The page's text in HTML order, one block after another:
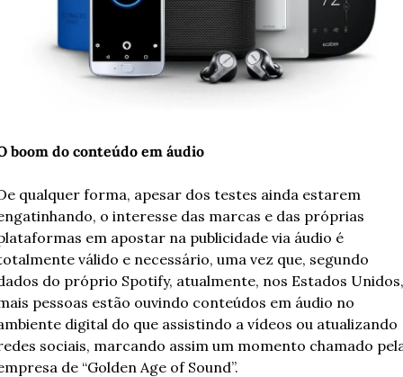
boom do conteúdo em áudio
qualquer forma, apesar dos testes ainda estarem
o interesse das marcas e das próprias
em apostar na publicidade via áudio é
válido e necessário, uma vez que, segundo
do próprio Spotify, atualmente, nos Estados Unidos,
pessoas estão ouvindo conteúdos em áudio no
digital do que assistindo a vídeos ou atualizando
sociais, marcando assim um momento chamado
de “Golden Age of Sound”.